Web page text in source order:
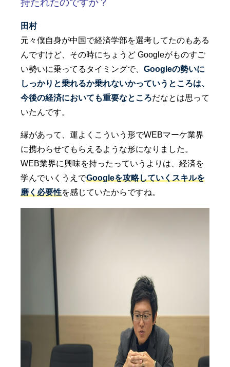
持たれたのですか？
田村
元々僕自身が中国で経済学部を選考してたのもある
んですけど、その時にちょうど Googleがものすご
い勢いに乗ってるタイミングで、 Googleの勢いに
しっかりと乗れるか乗れないかっていうところは、
今後の経済においても重要なところだなとは思って
いたんです。
縁があって、運よくこういう形でWEBマーケ業界
に携わらせてもらえるような形になりました。
WEB業界に興味を持ったっていうよりは、経済を
学んでいくうえでGoogleを攻略していくスキルを
磨く必要性を感じていたからですね。